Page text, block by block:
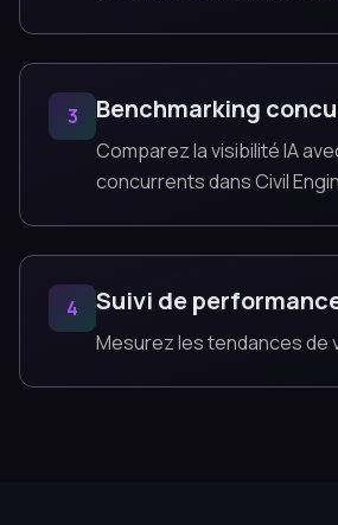
3 Benchmarking
Comparez la visibilité IA
concurrents dans Civil
4 Suivi de
Mesurez les tendances de